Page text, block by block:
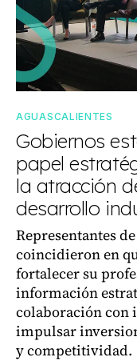
AGUASCALIENTES
Gobiernos
papel
la atracción
desarrollo
Representantes
coincidieron en
fortalecer su
información
colaboración con
impulsar
y competitividad.